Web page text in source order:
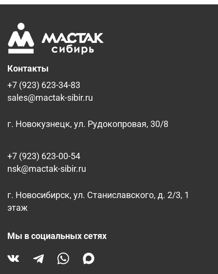
Контакты
+7 (923) 623-34-83
sales@mactak-sibir.ru
г. Новокузнецк, ул. Рудокопровая, 30/8
+7 (923) 623-00-54
nsk@mactak-sibir.ru
г. Новосибирск, ул. Станиславского, д. 2/3, 1
этаж
Мы в социальных сетях